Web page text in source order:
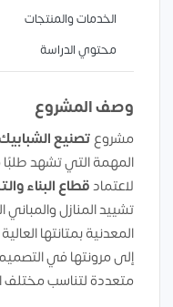
الخدمات والمنتجات
محتوي الدراسة
وصف المشروع
مشروعتصنيع
المهمة التي تشهد طلبًا
لاعتمادقطاع البناء
تشييد المنازل والمباني
المعدنية بمتانتها
إلى مرونتها في
متعددة لتناسب مختلف